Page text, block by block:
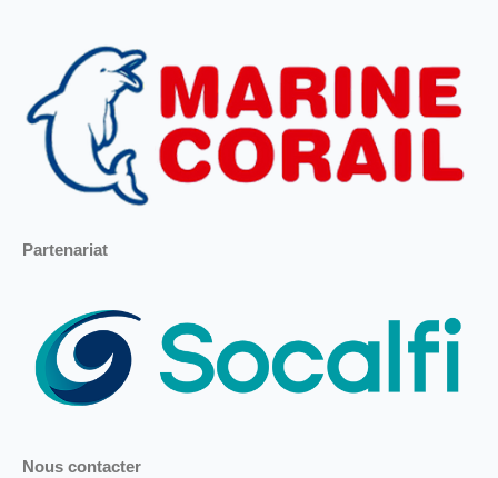
Partenariat
Nous contacter